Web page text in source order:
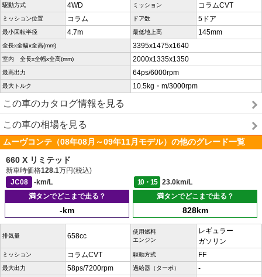
駆動方式 4WD ミッション コラムCVT
ミッション位置 コラム ドア数 5ドア
最小回転半径 4.7m 最低地上高 145mm
全長x全幅x全高(mm) 3395x1475x1640
室内 全長x全幅x全高(mm) 2000x1335x1350
最高出力 64ps/6000rpm
最大トルク 10.5kg・m/3000rpm
この車のカタログ情報を見る
この車の相場を見る
ムーヴコンテ（08年08月～09年11月モデル）の他のグレード一覧
660 X リミテッド
新車時価格128.1万円(税込)
JC08
-km/L 10・15
23.0km/L
満タンでどこまで走る？
-km
満タンでどこまで走る？
828km
排気量 658cc
使用燃料
エンジン
レギュラー
ガソリン
ミッション コラムCVT 駆動方式 FF
最大出力 58ps/7200rpm 過給器（ターボ） -